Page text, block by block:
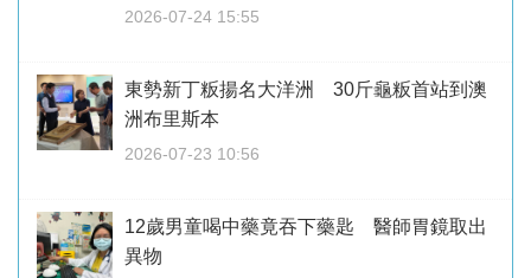
2026-07-24 15:55
東勢新丁粄揚名大洋洲 30斤龜粄首站到澳
洲布里斯本
2026-07-23 10:56
12歲男童喝中藥竟吞下藥匙 醫師胃鏡取出
異物